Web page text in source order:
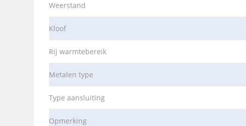
Weerstand
Kloof
Rij warmtebereik
Metalen type
Type aansluiting
Opmerking